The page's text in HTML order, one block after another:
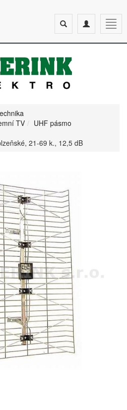
Toggle
navigation
Toggle
search
TV
UHF pásmo
21-69 k., 12,5 dB